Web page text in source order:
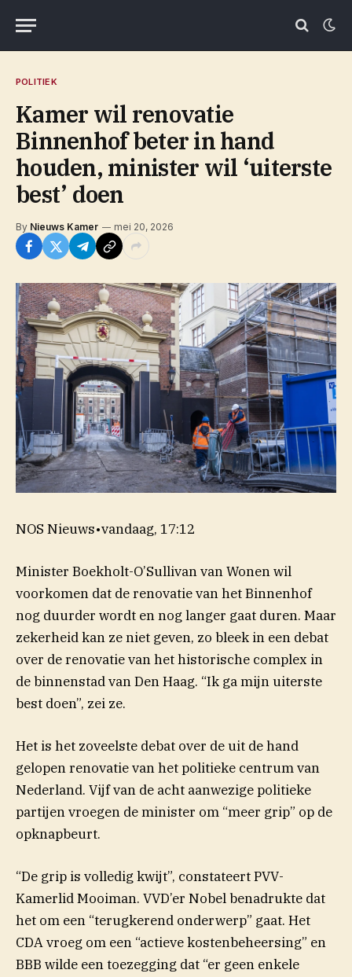
POLITIEK
Kamer wil renovatie
Binnenhof beter in hand
houden, minister wil ‘uiterste
best’ doen
By Nieuws Kamer mei 20, 2026
NOS Nieuws•vandaag, 17:12
Minister Boekholt-O’Sullivan van Wonen wil
voorkomen dat de renovatie van het Binnenhof
nog duurder wordt en nog langer gaat duren. Maar
zekerheid kan ze niet geven, zo bleek in een debat
over de renovatie van het historische complex in
de binnenstad van Den Haag. “Ik ga mijn uiterste
best doen”, zei ze.
Het is het zoveelste debat over de uit de hand
gelopen renovatie van het politieke centrum van
Nederland. Vijf van de acht aanwezige politieke
partijen vroegen de minister om “meer grip” op de
opknapbeurt.
“De grip is volledig kwijt”, constateert PVV-
Kamerlid Mooiman. VVD’er Nobel benadrukte dat
het om een “terugkerend onderwerp” gaat. Het
CDA vroeg om een “actieve kostenbeheersing” en
BBB wilde een toezegging dat “er geen enkele